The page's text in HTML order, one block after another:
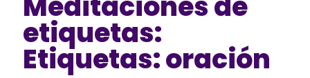
etiquetas:
Etiquetas: oración